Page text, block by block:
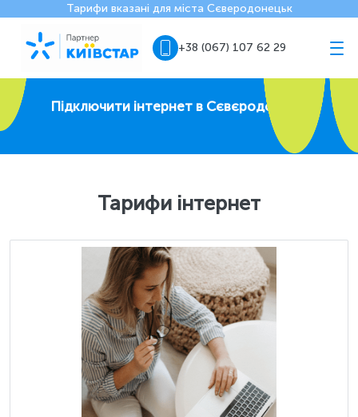
Тарифи вказані для міста Сєверодонецьк
+38 (067) 107 62 29
Підключити інтернет в Сєвєродонецьку
Тарифи інтернет